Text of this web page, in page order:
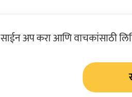
साईन अप करा आणि वाचकांसाठी